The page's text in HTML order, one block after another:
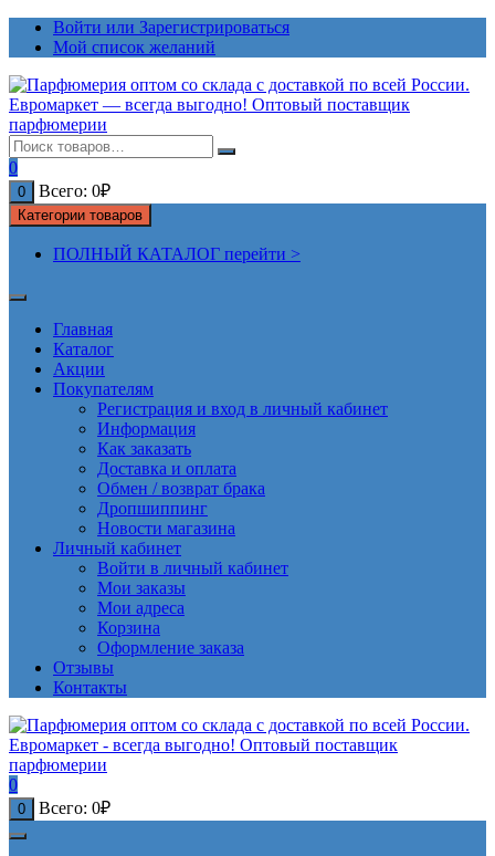
ПерейтиВойти или Зарегистрироваться
Мой список желаний
0
0 Всего: 0₽
Категории товаров
ПОЛНЫЙ КАТАЛОГ перейти >
Главная
Каталог
Акции
Покупателям
Регистрация и вход в личный кабинет
Информация
Как заказать
Доставка и оплата
Обмен / возврат брака
Дропшиппинг
Новости магазина
Личный кабинет
Войти в личный кабинет
Мои заказы
Мои адреса
Корзина
Оформление заказа
Отзывы
Контакты
0
0 Всего: 0₽